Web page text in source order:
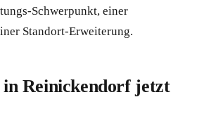
Schwerpunkt, einer
Standort-Erweiterung.
Reinickendorf jetzt